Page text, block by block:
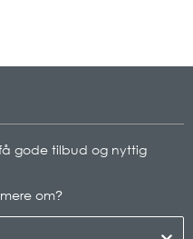
gode tilbud og nyttig
om?